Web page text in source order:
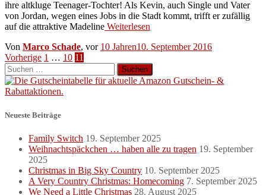
ihre altkluge Teenager-Tochter! Als Kevin, auch Single und Vater
von Jordan, wegen eines Jobs in die Stadt kommt, trifft er zufällig
auf die attraktive Madeline Weiterlesen
Von Marco Schade, vor 10 Jahren10. September 2016
Seitennummerierung
der
Beiträge
Vorherige 1 … 10 11
Suchen
nach:
Neueste Beiträge
Family Switch 19. September 2025
Weihnachtspäckchen … haben alle zu tragen 19. September
2025
Christmas in Big Sky Country 10. September 2025
A Very Country Christmas: Homecoming 7. September 2025
We Need a Little Christmas 28. August 2025